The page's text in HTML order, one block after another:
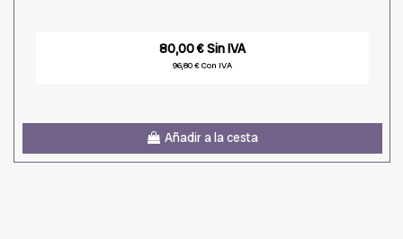
80,00 € Sin IVA
96,80 € Con IVA
Añadir a la cesta